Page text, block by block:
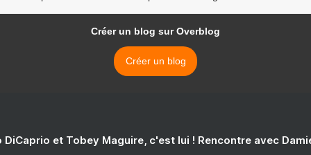
Créer un blog sur Overblog
Créer un blog
DiCaprio et Tobey Maguire, c'est lui ! Rencontre avec